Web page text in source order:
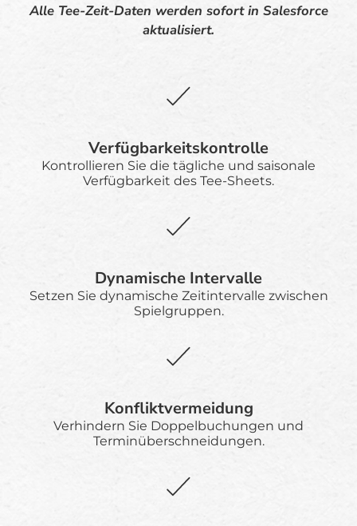
Alle Tee-Zeit-Daten werden sofort in Salesforce
aktualisiert.
Verfügbarkeitskontrolle
Kontrollieren Sie die tägliche und saisonale
Verfügbarkeit des Tee-Sheets.
Dynamische Intervalle
Setzen Sie dynamische Zeitintervalle zwischen
Spielgruppen.
Konfliktvermeidung
Verhindern Sie Doppelbuchungen und
Terminüberschneidungen.